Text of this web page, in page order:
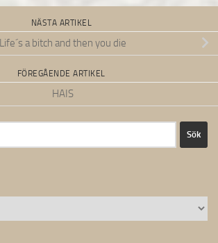
NÄSTA ARTIKEL
Life´s a bitch and then you die
FÖREGÅENDE ARTIKEL
HAIS